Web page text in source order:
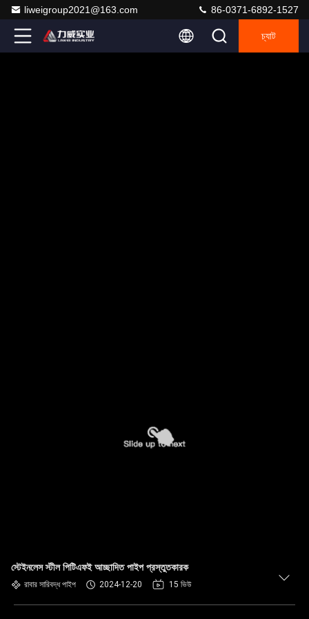
liweigroup2021@163.com 86-0371-6892-1527
চ্যাট
স্টেইনলেস স্টীল পিটিএফই আচ্ছাদিত পাইপ প্রস্তুতকারক
রাবার সারিবদ্ধ পাইপ 2024-12-20 15 ভিউ